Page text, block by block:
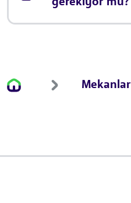
gerekiyor mu?
Mekanlar